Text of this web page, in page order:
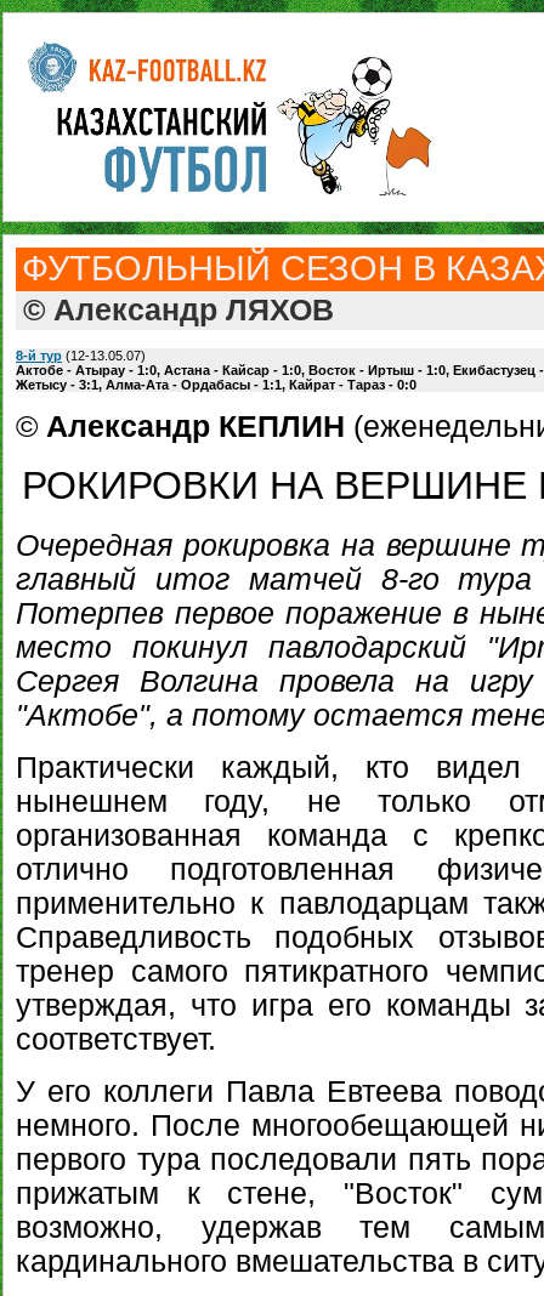
ФУТБОЛЬНЫЙ СЕЗОН В
© Александр ЛЯХОВ
8-й тур (12-13.05.07)
Актобе - Атырау - 1:0, Астана - Кайсар - 1:0, Восток - Иртыш - 1:0,
Жетысу - 3:1, Алма-Ата - Ордабасы - 1:1, Кайрат - Тараз - 0:0
© Александр КЕПЛИН
РОКИРОВКИ НА ВЕРШИНЕ
Очередная рокировка на вершине
главный итог матчей 8-го тура
Потерпев первое поражение в
место покинул павлодарский
Сергея Волгина провела на
"Актобе", а потому остается
Практически каждый, кто
нынешнем году, не только
организованная команда с
отлично подготовленная
применительно к павлодарцам
Справедливость подобных
тренер самого пятикратного
утверждая, что игра его команды
соответствует.
У его коллеги Павла Евтеева
немного. После многообещающей
первого тура последовали пять
прижатым к стене, "Восток"
возможно, удержав тем
кардинального вмешательства в